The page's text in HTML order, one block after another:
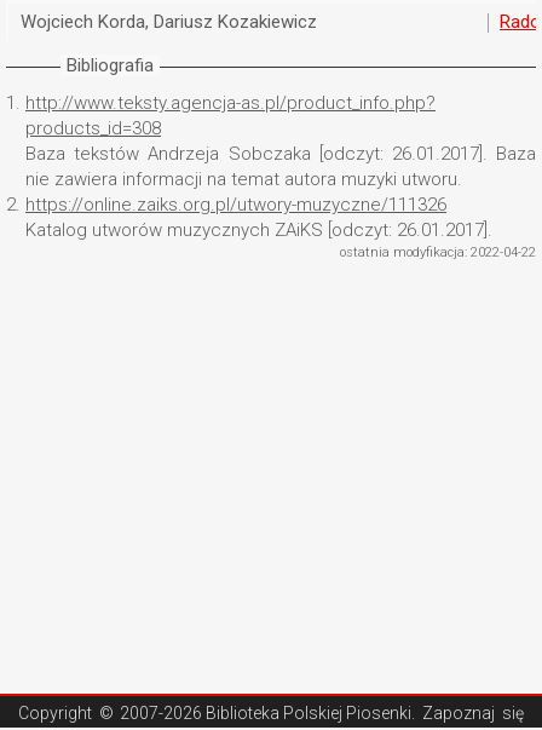
Wojciech Korda, Dariusz Kozakiewicz
Bibliografia
1. http://www.teksty.agencja-as.pl/product_info.php?
products_id=308
Baza tekstów Andrzeja Sobczaka [odczyt: 26.01.2017]. Baza
nie zawiera informacji na temat autora muzyki utworu.
2. https://online.zaiks.org.pl/utwory-muzyczne/111326
Katalog utworów muzycznych ZAiKS [odczyt: 26.01.2017].
ostatnia modyfikacja: 2022-04-22
Copyright © 2007-2026 Biblioteka Polskiej Piosenki . Zapoznaj się